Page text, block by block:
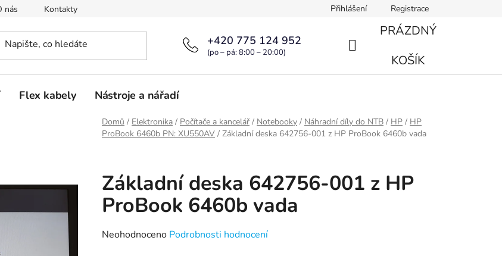
nás Kontakty Přihlášení Registrace
+420 775 124 952
(po – pá: 8:00 – 20:00)
NÁKUPNÍ
PRÁZDNÝ
KOŠÍK
Flex kabely Nástroje a nářadí
Domů / Elektronika / Počítače a kancelář / Notebooky / Náhradní díly do NTB / HP / HP
ProBook 6460b PN: XU550AV / Základní deska 642756-001 z HP ProBook 6460b vada
Základní deska 642756-001 z HP
ProBook 6460b vada
Průměrné
Neohodnoceno Podrobnosti hodnocení